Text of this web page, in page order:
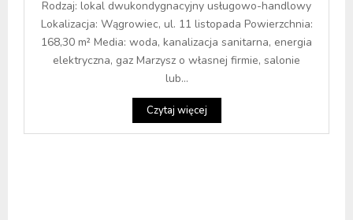
Rodzaj: lokal dwukondygnacyjny usługowo-handlowy
Lokalizacja: Wągrowiec, ul. 11 listopada Powierzchnia:
168,30 m² Media: woda, kanalizacja sanitarna, energia
elektryczna, gaz Marzysz o własnej firmie, salonie
lub...
Czytaj więcej